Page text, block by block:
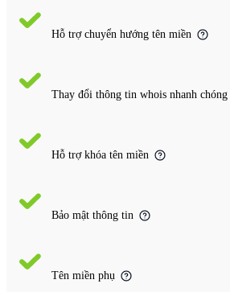
Hỗ trợ chuyển hướng tên miền
Thay đổi thông tin whois nhanh chóng
Hỗ trợ khóa tên miền
Bảo mật thông tin
Tên miền phụ